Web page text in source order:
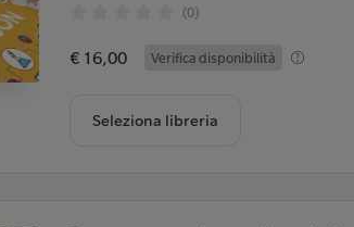
(0)
€ 16,00 Verifica disponibilità
Seleziona libreria